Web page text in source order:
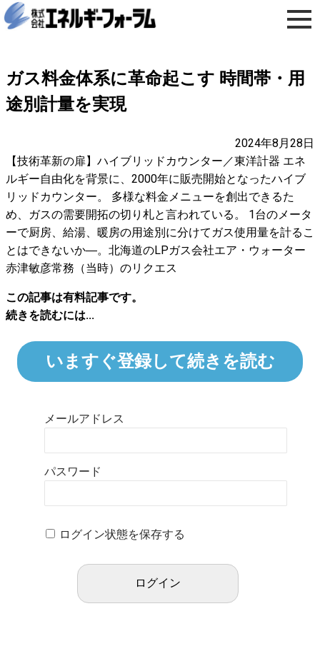
ガス料金体系に革命起こす 時間帯・用
途別計量を実現
2024年8月28日
【技術革新の扉】ハイブリッドカウンター／東洋計器 エネ
ルギー自由化を背景に、2000年に販売開始となったハイブ
リッドカウンター。 多様な料金メニューを創出できるた
め、ガスの需要開拓の切り札と言われている。 1台のメータ
ーで厨房、給湯、暖房の用途別に分けてガス使用量を計るこ
とはできないか―。北海道のLPガス会社エア・ウォーター
赤津敏彦常務（当時）のリクエス
この記事は有料記事です。
続きを読むには...
いますぐ登録して続きを読む
メールアドレス
パスワード
ログイン状態を保存する